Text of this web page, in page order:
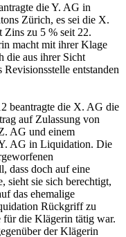
die Y. AG in
Zürich, es sei die X.
Zins zu 5 % seit 22.
macht mit ihrer Klage
die aus ihrer Sicht
entstanden
beantragte die X. AG die
auf Zulassung von
AG und einem
AG in Liquidation. Die
dass doch auf eine
sieht sie sich berechtigt,
das ehemalige
Rückgriff zu
für die Klägerin tätig war.
der Klägerin